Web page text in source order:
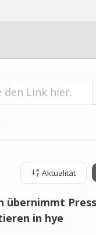
Aktualität